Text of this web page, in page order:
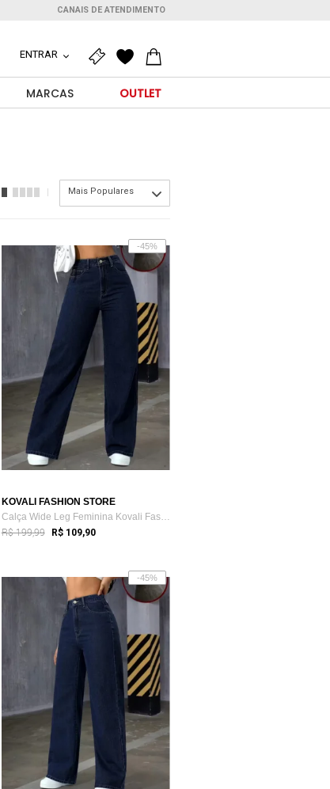
CANAIS DE ATENDIMENTO
ENTRAR
MARCAS OUTLET
Mais Populares
-45%
KOVALI FASHION STORE
Calça Wide Leg Feminina Kovali Fashion S...
R$ 199,99 R$ 109,90
-45%